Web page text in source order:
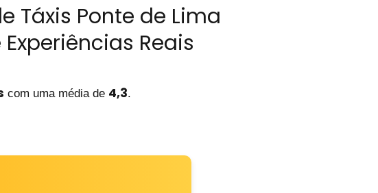
Táxis Ponte de Lima
Reais
com uma média de 4,3.